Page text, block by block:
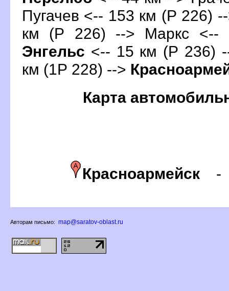
Пугачев <-- 153 км (Р 226)
км (Р 226) --> Маркс
Энгельс <-- 15 км (Р 236)
км (1Р 228) -->
Карта
Красноармейск
Авторам письмо: map@saratov-oblast.ru